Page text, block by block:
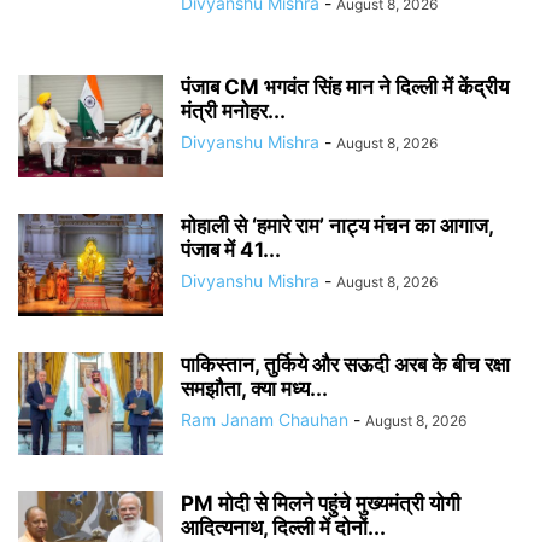
August 8, 2026
पंजाब CM भगवंत सिंह मान ने दिल्ली में केंद्रीय
मंत्री मनोहर...
Divyanshu Mishra - August 8, 2026
मोहाली से ‘हमारे राम’ नाट्य मंचन का आगाज,
पंजाब में 41...
Divyanshu Mishra - August 8, 2026
पाकिस्तान, तुर्किये और सऊदी अरब के बीच रक्षा
समझौता, क्या मध्य...
Ram Janam Chauhan - August 8, 2026
PM मोदी से मिलने पहुंचे मुख्यमंत्री योगी
आदित्यनाथ, दिल्ली में दोनों...